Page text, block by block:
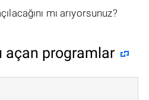
mı arıyorsunuz?
açan programlar